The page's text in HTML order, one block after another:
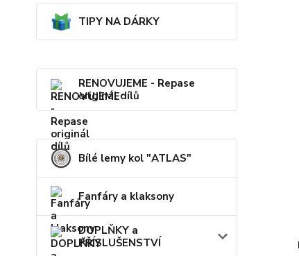
TIPY NA DÁRKY
RENOVUJEME - Repase
originál dílů
Bílé lemy kol "ATLAS"
Fanfáry a klaksony
DOPLŇKY a
PŘÍSLUŠENSTVÍ